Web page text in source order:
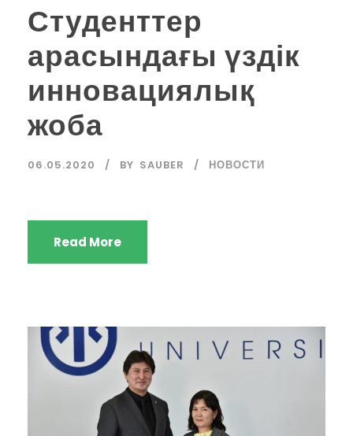
Студенттер
арасындағы үздік
инновациялық
жоба
06.05.2020 BY SAUBER НОВОСТИ
Read More